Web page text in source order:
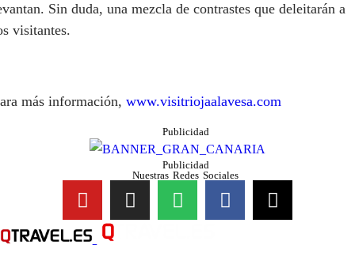
Sin duda, una mezcla de contrastes que deleitarán a
visitantes.
más información, www.visitriojaalavesa.com
Publicidad
Publicidad
Nuestras Redes Sociales